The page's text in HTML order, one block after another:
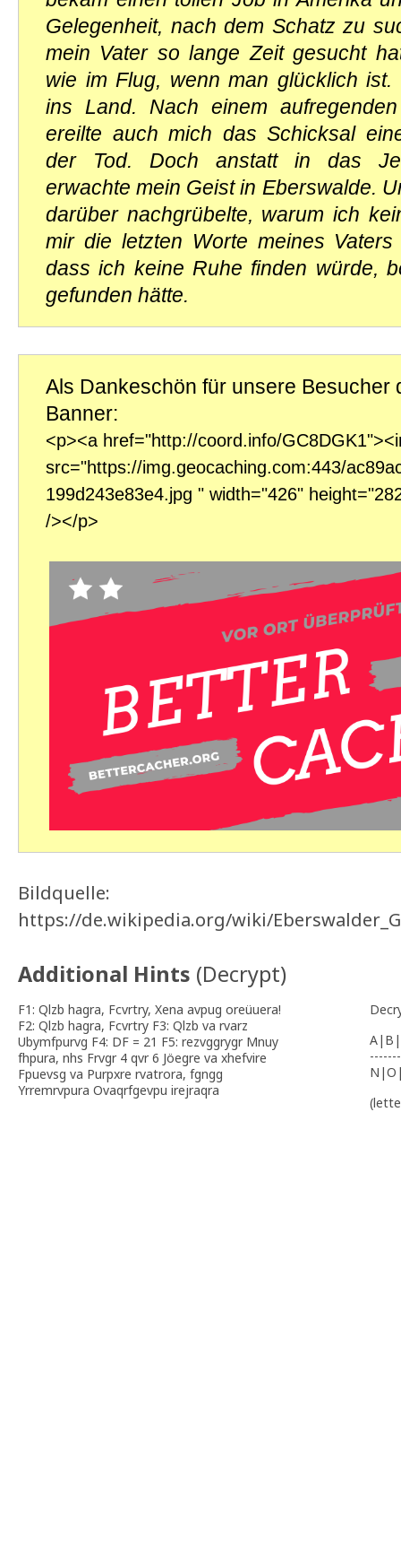
Gelegenheit, nach dem Schatz zu
mein Vater so lange Zeit gesucht
wie im Flug, wenn man glücklich
ins Land. Nach einem
ereilte auch mich das Schicksal
der Tod. Doch anstatt in das
erwachte mein Geist in Eberswalde.
darüber nachgrübelte, warum ich
mir die letzten Worte meines
dass ich keine Ruhe finden würde,
gefunden hätte.
Als Dankeschön für unsere Besucher
Banner:
<p><a href="http://coord.info/
src="https://img.geocaching.com:443/
199d243e83e4.jpg " width="426"
/></p>
Bildquelle:
https://de.wikipedia.org/wiki/
Additional Hints (Decrypt)
F1: Qlzb hagra, Fcvrtry, Xena avpug oreüuera!
F2: Qlzb hagra, Fcvrtry F3: Qlzb va rvarz
Ubymfpurvg F4: DF = 21 F5: rezvggrygr Mnuy
fhpura, nhs Frvgr 4 qvr 6 Jöegre va xhefvire
Fpuevsg va Purpxre rvatrora, fgngg
Yrremrvpura Ovaqrfgevpu irejraqra